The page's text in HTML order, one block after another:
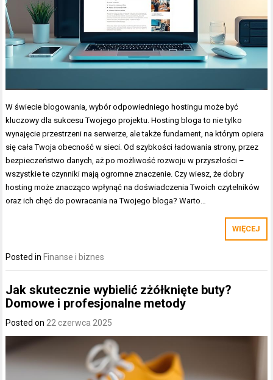
W świecie blogowania, wybór odpowiedniego hostingu może być
kluczowy dla sukcesu Twojego projektu. Hosting bloga to nie tylko
wynajęcie przestrzeni na serwerze, ale także fundament, na którym opiera
się cała Twoja obecność w sieci. Od szybkości ładowania strony, przez
bezpieczeństwo danych, aż po możliwość rozwoju w przyszłości –
wszystkie te czynniki mają ogromne znaczenie. Czy wiesz, że dobry
hosting może znacząco wpłynąć na doświadczenia Twoich czytelników
oraz ich chęć do powracania na Twojego bloga? Warto…
WIĘCEJ
Posted in Finanse i biznes
Jak skutecznie wybielić zżółknięte buty?
Domowe i profesjonalne metody
Posted on 22 czerwca 2025